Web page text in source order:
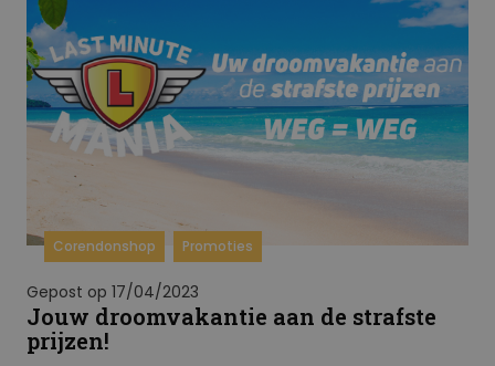
Corendonshop Promoties
Gepost op 17/04/2023
Jouw droomvakantie aan de strafste
prijzen!